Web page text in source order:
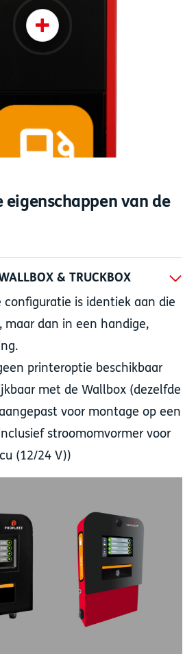
+
eigenschappen van de
& TRUCKBOX
configuratie is identiek aan die
maar dan in een handige,
printeroptie beschikbaar
met de Wallbox (dezelfde
voor montage op een
stroomomvormer voor
(12/24 V))